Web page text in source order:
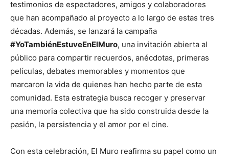
testimonios de espectadores, amigos y colaboradores
que han acompañado al proyecto a lo largo de estas tres
décadas. Además, se lanzará la campaña
#YoTambiénEstuveEnElMuro, una invitación abierta al
público para compartir recuerdos, anécdotas, primeras
películas, debates memorables y momentos que
marcaron la vida de quienes han hecho parte de esta
comunidad. Esta estrategia busca recoger y preservar
una memoria colectiva que ha sido construida desde la
pasión, la persistencia y el amor por el cine.
Con esta celebración, El Muro reafirma su papel como un